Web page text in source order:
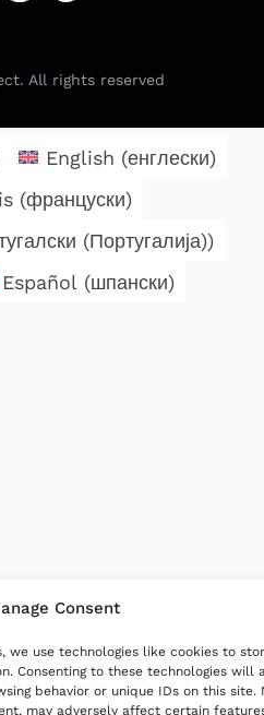
Consent
we use technologies like cookies to
Consenting to these technologies will
behavior or unique IDs on this site.
may adversely affect certain
All rights reserved
English (енглески)
(француски)
(Португалија))
Español (шпански)